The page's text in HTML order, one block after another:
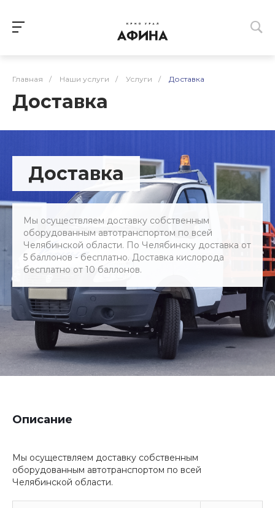
Главная / Наши услуги / Услуги / Доставка
Доставка
Доставка
Мы осуществляем доставку собственным
оборудованным автотранспортом по всей
Челябинской области. По Челябинску доставка от
5 баллонов - бесплатно. Доставка кислорода
бесплатно от 10 баллонов.
Описание
Мы осуществляем доставку собственным
оборудованным автотранспортом по всей
Челябинской области.